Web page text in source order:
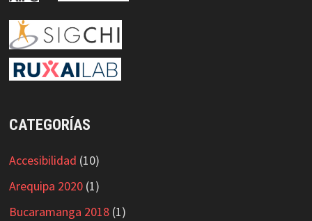
CATEGORÍAS
Accesibilidad (10)
Arequipa 2020(1)
Bucaramanga 2018(1)